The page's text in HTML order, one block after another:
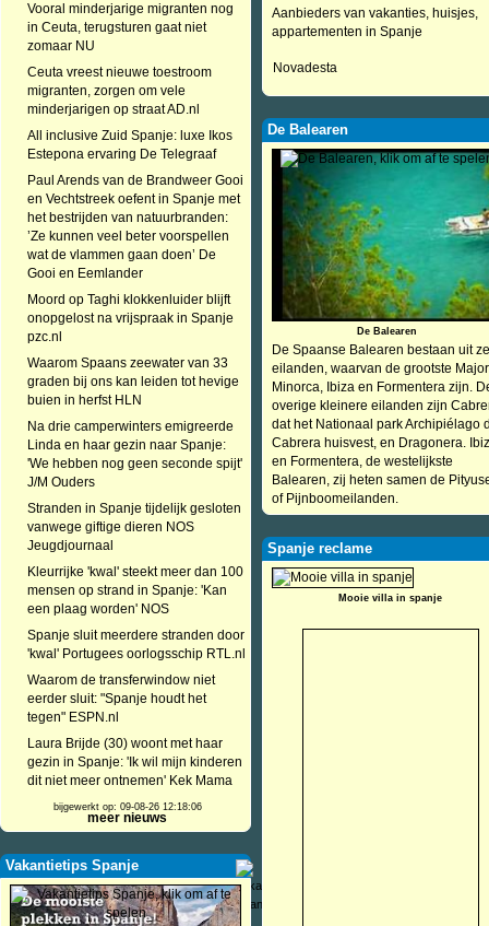
Vooral minderjarige migranten nog
in Ceuta, terugsturen gaat niet
zomaar NU
Ceuta vreest nieuwe toestroom
migranten, zorgen om vele
minderjarigen op straat AD.nl
All inclusive Zuid Spanje: luxe Ikos
Estepona ervaring De Telegraaf
Paul Arends van de Brandweer Gooi
en Vechtstreek oefent in Spanje met
het bestrijden van natuurbranden:
’Ze kunnen veel beter voorspellen
wat de vlammen gaan doen’ De
Gooi en Eemlander
Moord op Taghi klokkenluider blijft
onopgelost na vrijspraak in Spanje
pzc.nl
Waarom Spaans zeewater van 33
graden bij ons kan leiden tot hevige
buien in herfst HLN
Na drie camperwinters emigreerde
Linda en haar gezin naar Spanje:
'We hebben nog geen seconde spijt'
J/M Ouders
Stranden in Spanje tijdelijk gesloten
vanwege giftige dieren NOS
Jeugdjournaal
Kleurrijke 'kwal' steekt meer dan 100
mensen op strand in Spanje: 'Kan
een plaag worden' NOS
Spanje sluit meerdere stranden door
'kwal' Portugees oorlogsschip RTL.nl
Waarom de transferwindow niet
eerder sluit: "Spanje houdt het
tegen" ESPN.nl
Laura Brijde (30) woont met haar
gezin in Spanje: 'Ik wil mijn kinderen
dit niet meer ontnemen' Kek Mama
bijgewerkt op: 09-08-26 12:18:06
meer nieuws
Vakantietips Spanje
Aanbieders van vakanties, huisjes,
appartementen in Spanje
Novadesta
De Balearen
De Balearen
De Spaanse Balearen bestaan uit
eilanden, waarvan de grootste
Minorca, Ibiza en Formentera zijn.
overige kleinere eilanden zijn
dat het Nationaal park Archipiélago
Cabrera huisvest, en Dragonera.
en Formentera, de westelijkste
Balearen, zij heten samen de
of Pijnboomeilanden.
Spanje reclame
Mooie villa in spanje